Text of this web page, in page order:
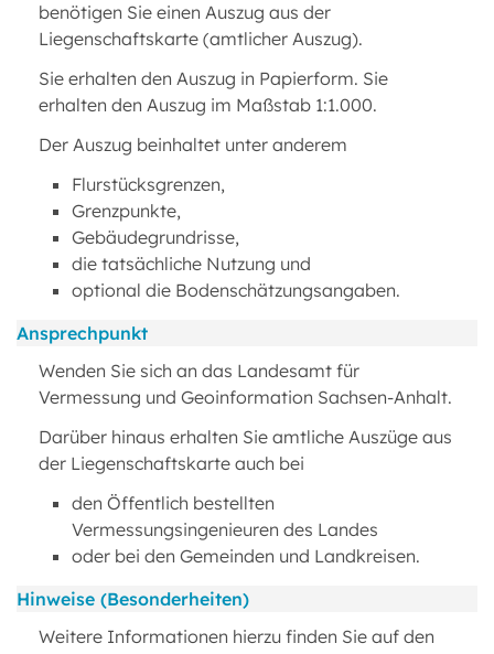
benötigen Sie einen Auszug aus der
Liegenschaftskarte (amtlicher Auszug).
Sie erhalten den Auszug in Papierform. Sie
erhalten den Auszug im Maßstab 1:1.000.
Der Auszug beinhaltet unter anderem
Flurstücksgrenzen,
Grenzpunkte,
Gebäudegrundrisse,
die tatsächliche Nutzung und
optional die Bodenschätzungsangaben.
Ansprechpunkt
Wenden Sie sich an das Landesamt für
Vermessung und Geoinformation Sachsen-Anhalt.
Darüber hinaus erhalten Sie amtliche Auszüge aus
der Liegenschaftskarte auch bei
den Öffentlich bestellten
Vermessungsingenieuren des Landes
oder bei den Gemeinden und Landkreisen.
Hinweise (Besonderheiten)
Weitere Informationen hierzu finden Sie auf den